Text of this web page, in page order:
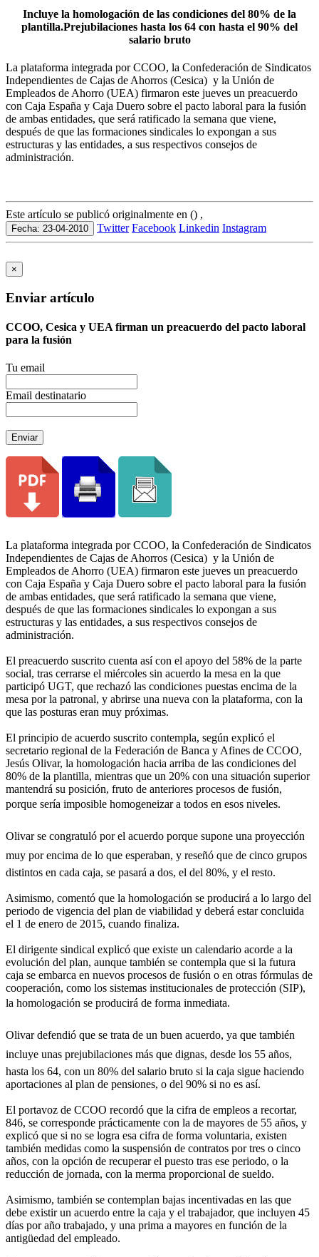
Incluye la homologación de las condiciones del 80% de la
plantilla.Prejubilaciones hasta los 64 con hasta el 90% del
salario bruto
La plataforma integrada por CCOO, la Confederación de Sindicatos
Independientes de Cajas de Ahorros (Cesica) y la Unión de
Empleados de Ahorro (UEA) firmaron este jueves un preacuerdo
con Caja España y Caja Duero sobre el pacto laboral para la fusión
de ambas entidades, que será ratificado la semana que viene,
después de que las formaciones sindicales lo expongan a sus
estructuras y las entidades, a sus respectivos consejos de
administración.
Este artículo se publicó originalmente en () ,
Fecha: 23-04-2010 Twitter Facebook Linkedin Instagram
×
Enviar artículo
CCOO, Cesica y UEA firman un preacuerdo del pacto laboral
para la fusión
Tu email
Email destinatario
Enviar
La plataforma integrada por CCOO, la Confederación de Sindicatos
Independientes de Cajas de Ahorros (Cesica) y la Unión de
Empleados de Ahorro (UEA) firmaron este jueves un preacuerdo
con Caja España y Caja Duero sobre el pacto laboral para la fusión
de ambas entidades, que será ratificado la semana que viene,
después de que las formaciones sindicales lo expongan a sus
estructuras y las entidades, a sus respectivos consejos de
administración.
El preacuerdo suscrito cuenta así con el apoyo del 58% de la parte
social, tras cerrarse el miércoles sin acuerdo la mesa en la que
participó UGT, que rechazó las condiciones puestas encima de la
mesa por la patronal, y abrirse una nueva con la plataforma, con la
que las posturas eran muy próximas.
El principio de acuerdo suscrito contempla, según explicó el
secretario regional de la Federación de Banca y Afines de CCOO,
Jesús Olivar, la homologación hacia arriba de las condiciones del
80% de la plantilla, mientras que un 20% con una situación superior
mantendrá su posición, fruto de anteriores procesos de fusión,
porque sería imposible homogeneizar a todos en esos niveles.
Olivar se congratuló por el acuerdo porque supone una proyección
muy por encima de lo que esperaban, y reseñó que de cinco grupos
distintos en cada caja, se pasará a dos, el del 80%, y el resto.
Asimismo, comentó que la homologación se producirá a lo largo del
periodo de vigencia del plan de viabilidad y deberá estar concluida
el 1 de enero de 2015, cuando finaliza.
El dirigente sindical explicó que existe un calendario acorde a la
evolución del plan, aunque también se contempla que si la futura
caja se embarca en nuevos procesos de fusión o en otras fórmulas de
cooperación, como los sistemas institucionales de protección (SIP),
la homologación se producirá de forma inmediata.
Olivar defendió que se trata de un buen acuerdo, ya que también
incluye unas prejubilaciones más que dignas, desde los 55 años,
hasta los 64, con un 80% del salario bruto si la caja sigue haciendo
aportaciones al plan de pensiones, o del 90% si no es así.
El portavoz de CCOO recordó que la cifra de empleos a recortar,
846, se corresponde prácticamente con la de mayores de 55 años, y
explicó que si no se logra esa cifra de forma voluntaria, existen
también medidas como la suspensión de contratos por tres o cinco
años, con la opción de recuperar el puesto tras ese periodo, o la
reducción de jornada, con la merma proporcional de sueldo.
Asimismo, también se contemplan bajas incentivadas en las que
debe existir un acuerdo entre la caja y el trabajador, que incluyen 45
días por año trabajado, y una prima a mayores en función de la
antigüedad del empleado.